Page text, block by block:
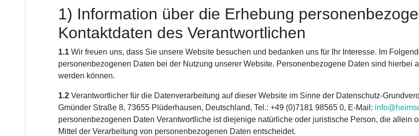
1) Information über die Erhebung
Kontaktdaten des Verantwortlichen
1.1 Wir freuen uns, dass Sie unsere Website besuchen und bedanken uns für Ihr Interesse. Im
personenbezogenen Daten bei der Nutzung unserer Website. Personenbezogene Daten sind hierbei
werden können.
1.2 Verantwortlicher für die Datenverarbeitung auf dieser Website im Sinne der Datenschutz-
Gmünder Straße 8, 73655 Plüderhausen, Deutschland, Tel.: +49 (0)7181 98565 0, E-Mail:
personenbezogenen Daten Verantwortliche ist diejenige natürliche oder juristische Person, die allein
Mittel der Verarbeitung von personenbezogenen Daten entscheidet.